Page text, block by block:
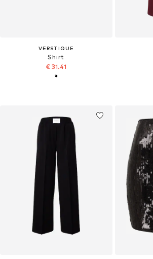
VERSTIQUE
Shirt
€ 31.41